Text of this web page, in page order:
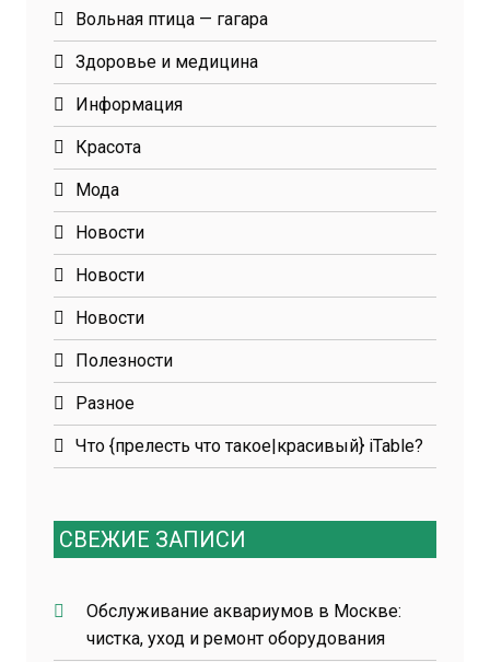
Вольная птица — гагара
Здоровье и медицина
Информация
Красота
Мода
Новости
Новости
Новости
Полезности
Разное
Что {прелесть что такое|красивый} iTable?
СВЕЖИЕ ЗАПИСИ
Обслуживание аквариумов в Москве:
чистка, уход и ремонт оборудования